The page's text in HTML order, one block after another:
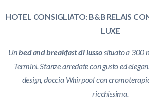
HOTEL CONSIGLIATO: B&B RELAIS
LUXE
Unbed and breakfast di lussosituato a 300
Termini. Stanze arredate con gusto ed
design, doccia Whirpool con
ricchissima.